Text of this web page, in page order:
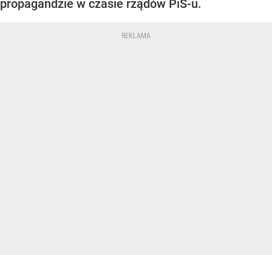
propagandzie w czasie rządów PiS-u.